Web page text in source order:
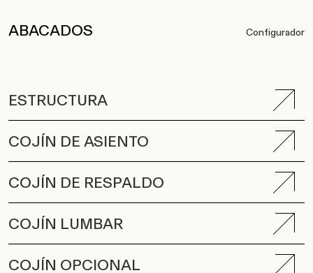
COJÍN DE ASIENTO
COJÍN DE RESPALDO
COJÍN LUMBAR
COJÍN OPCIONAL